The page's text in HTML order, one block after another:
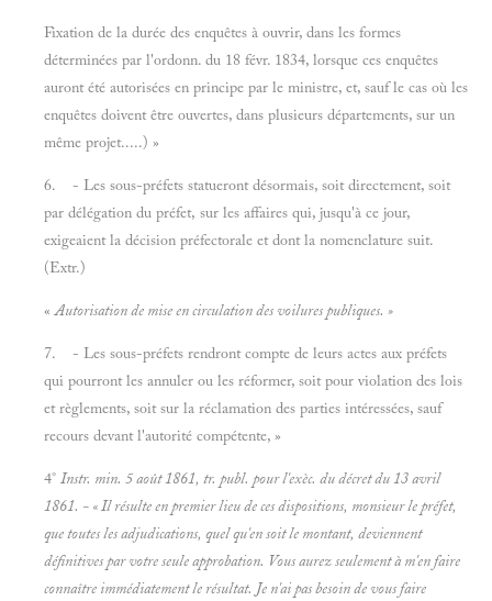
Fixation de la durée des enquêtes à ouvrir, dans les formes
déterminées par l'ordonn. du 18 févr. 1834, lorsque ces enquêtes
auront été autorisées en principe par le ministre, et, sauf le cas où les
enquêtes doivent être ouvertes, dans plusieurs départements, sur un
même projet.....) »
6. - Les sous-préfets statueront désormais, soit directement, soit
par délégation du préfet, sur les affaires qui, jusqu'à ce jour,
exigeaient la décision préfectorale et dont la nomenclature suit.
(Extr.)
«Autorisation de mise en circulation des voilures publiques. »
7. - Les sous-préfets rendront compte de leurs actes aux préfets
qui pourront les annuler ou les réformer, soit pour violation des lois
et règlements, soit sur la réclamation des parties intéressées, sauf
recours devant l'autorité compétente, »
4° Instr. min. 5août 1861, tr. publ. pour l'exèc. du décret du 13avril
1861. - « Il résulte en premier lieu de ces dispositions, monsieur le préfet,
que toutes les adjudications, quel qu'en soit le montant, deviennent
définitives par votre seule approbation. Vous aurez seulement à m'en faire
connaître immédiatement le résultat. Je n'ai pas besoin de vous faire